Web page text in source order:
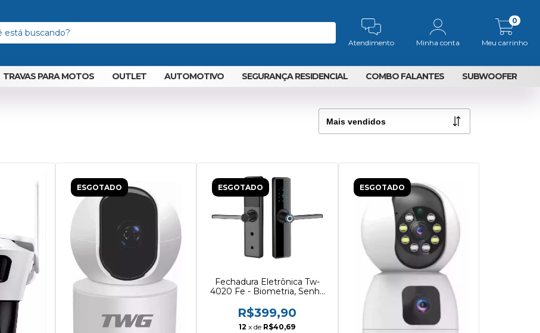
Atendimento Minha conta Meu carrinho
0
TRAVAS PARA MOTOS OUTLET AUTOMOTIVO SEGURANÇA RESIDENCIAL COMBO FALANTES SUBWOOFER
ESGOTADO ESGOTADO
Fechadura Eletrônica Tw-
4020 Fe - Biometria, Senha
R$399,90
12 x de R$40,69
ESGOTADO